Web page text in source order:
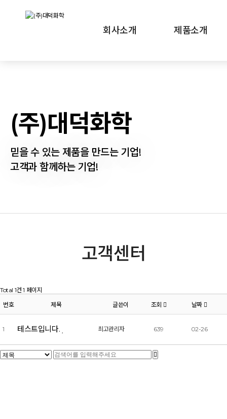
회사소개 제품소개
(주)대덕화학
믿을 수 있는 제품을 만드는 기업!
고객과 함께하는 기업!
고객센터
Total 1건 1 페이지
번호
제목 글쓴이 조회 날짜
1 테스트입니다. 최고관리자 639 02-26